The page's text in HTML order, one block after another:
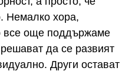
Немалко хора,
все още поддържаме
да се развият
Други остават